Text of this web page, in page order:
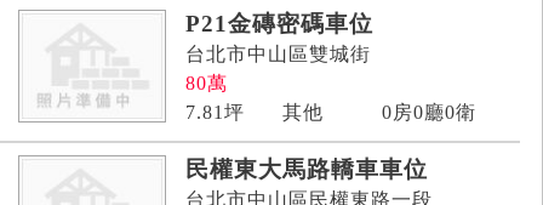
P21金磚密碼車位
台北市中山區雙城街
80萬
7.81 坪 其他 0房0廳0衛
民權東大馬路轎車車位
台北市中山區民權東路一段